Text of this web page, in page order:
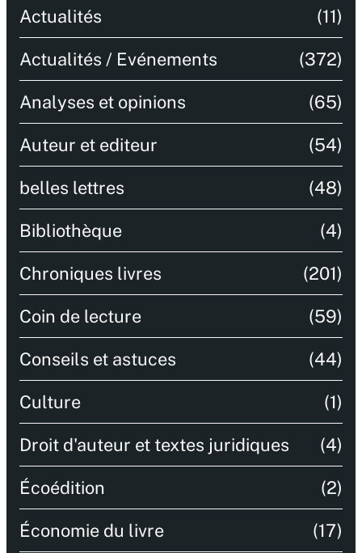
Actualités (11)
Actualités / Evénements (372)
Analyses et opinions (65)
Auteur et editeur (54)
belles lettres (48)
Bibliothèque (4)
Chroniques livres (201)
Coin de lecture (59)
Conseils et astuces (44)
Culture (1)
Droit d'auteur et textes juridiques (4)
Écoédition (2)
Économie du livre (17)